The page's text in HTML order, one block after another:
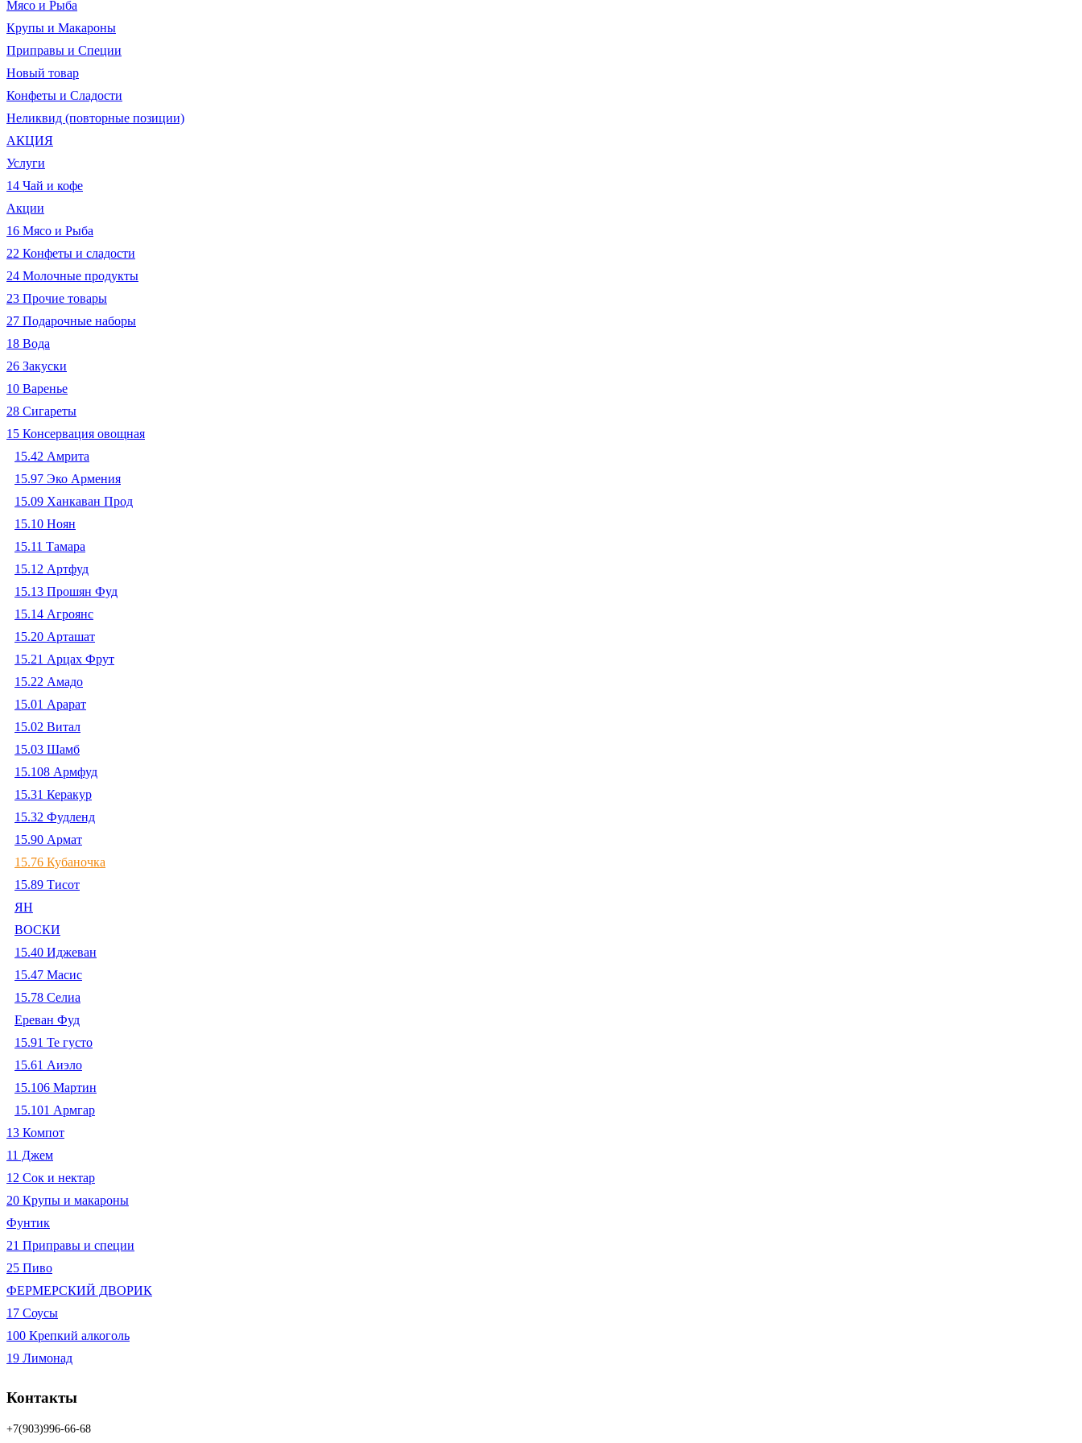
Мясо и Рыба
Крупы и Макароны
Приправы и Специи
Новый товар
Конфеты и Сладости
Неликвид (повторные позиции)
АКЦИЯ
Услуги
14 Чай и кофе
Акции
16 Мясо и Рыба
22 Конфеты и сладости
24 Молочные продукты
23 Прочие товары
27 Подарочные наборы
18 Вода
26 Закуски
10 Варенье
28 Сигареты
15 Консервация овощная
15.42 Амрита
15.97 Эко Армения
15.09 Ханкаван Прод
15.10 Ноян
15.11 Тамара
15.12 Артфуд
15.13 Прошян Фуд
15.14 Агроянс
15.20 Арташат
15.21 Арцах Фрут
15.22 Амадо
15.01 Арарат
15.02 Витал
15.03 Шамб
15.108 Армфуд
15.31 Керакур
15.32 Фудленд
15.90 Армат
15.76 Кубаночка
15.89 Тисот
ЯН
ВОСКИ
15.40 Иджеван
15.47 Масис
15.78 Селиа
Ереван Фуд
15.91 Те густо
15.61 Аиэло
15.106 Мартин
15.101 Армгар
13 Компот
11 Джем
12 Сок и нектар
20 Крупы и макароны
Фунтик
21 Приправы и специи
25 Пиво
ФЕРМЕРСКИЙ ДВОРИК
17 Соусы
100 Крепкий алкоголь
19 Лимонад
Контакты
+7(903)996-66-68